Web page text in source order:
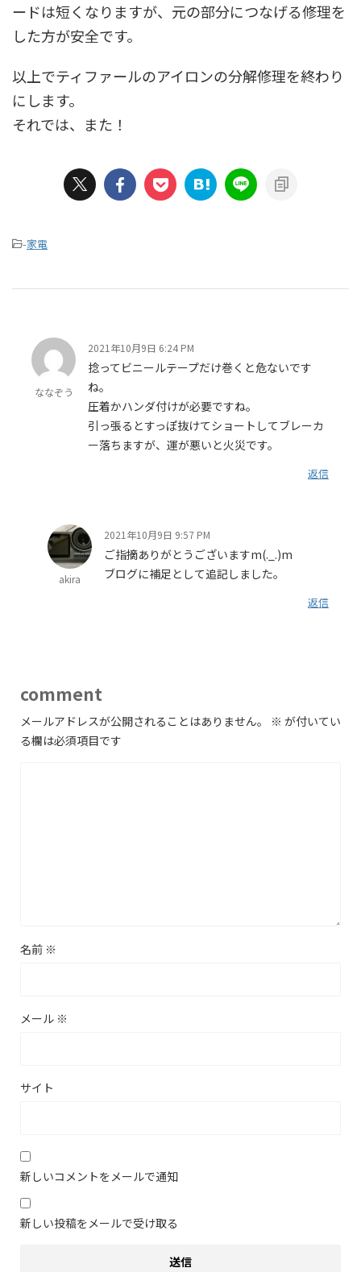
ードは短くなりますが、元の部分につなげる修理を
した方が安全です。
以上でティファールのアイロンの分解修理を終わり
にします。
それでは、また！
-家電
ななぞう
2021年10月9日 6:24 PM
捻ってビニールテープだけ巻くと危ないです
ね。
圧着かハンダ付けが必要ですね。
引っ張るとすっぽ抜けてショートしてブレーカ
ー落ちますが、運が悪いと火災です。
返信
akira
2021年10月9日 9:57 PM
ご指摘ありがとうございますm(._.)m
ブログに補足として追記しました。
返信
comment
メールアドレスが公開されることはありません。 ※ が付いてい
る欄は必須項目です
名前 ※
メール ※
サイト
新しいコメントをメールで通知
新しい投稿をメールで受け取る